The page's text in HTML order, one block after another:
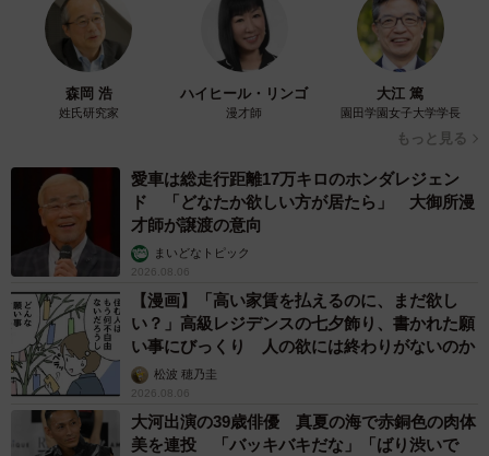
森岡 浩
姓氏研究家
ハイヒール・リンゴ
漫才師
大江 篤
園田学園女子大学学長
もっと見る
愛車は総走行距離17万キロのホンダレジェン
ド 「どなたか欲しい方が居たら」 大御所漫
才師が譲渡の意向
まいどなトピック
2026.08.06
【漫画】「高い家賃を払えるのに、まだ欲し
い？」高級レジデンスの七夕飾り、書かれた願
い事にびっくり 人の欲には終わりがないのか
松波 穂乃圭
2026.08.06
大河出演の39歳俳優 真夏の海で赤銅色の肉体
美を連投 「バッキバキだな」「ばり渋いで